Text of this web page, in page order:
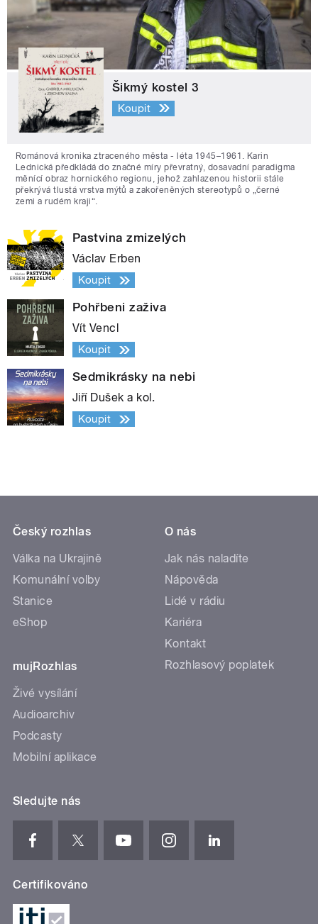
Šikmý kostel 3
Koupit
Románová kronika ztraceného města - léta 1945–1961. Karin
Lednická předkládá do značné míry převratný, dosavadní paradigma
měnící obraz hornického regionu, jehož zahlazenou historii stále
překrývá tlustá vrstva mýtů a zakořeněných stereotypů o „černé
zemi a rudém kraji“.
Pastvina zmizelých
Václav Erben
Koupit
Pohřbeni zaživa
Vít Vencl
Koupit
Sedmikrásky na nebi
Jiří Dušek a kol.
Koupit
Český rozhlas
Válka na Ukrajině
Komunální volby
Stanice
eShop
mujRozhlas
Živé vysílání
Audioarchiv
Podcasty
Mobilní aplikace
O nás
Jak nás naladíte
Nápověda
Lidé v rádiu
Kariéra
Kontakt
Rozhlasový poplatek
Sledujte nás
Certifikováno